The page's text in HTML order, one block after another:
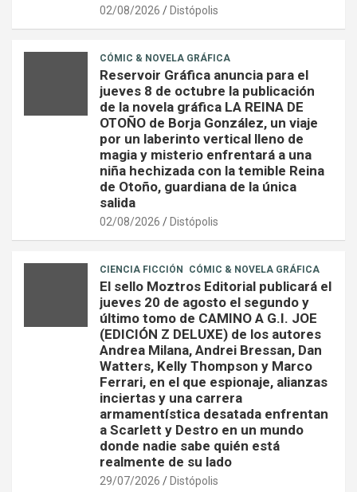
02/08/2026 Distópolis
CÓMIC & NOVELA GRÁFICA
Reservoir Gráfica anuncia para el
jueves 8 de octubre la publicación
de la novela gráfica LA REINA DE
OTOÑO de Borja González, un viaje
por un laberinto vertical lleno de
magia y misterio enfrentará a una
niña hechizada con la temible Reina
de Otoño, guardiana de la única
salida
02/08/2026 Distópolis
CIENCIA FICCIÓN CÓMIC & NOVELA GRÁFICA
El sello Moztros Editorial publicará el
jueves 20 de agosto el segundo y
último tomo de CAMINO A G.I. JOE
(EDICIÓN Z DELUXE) de los autores
Andrea Milana, Andrei Bressan, Dan
Watters, Kelly Thompson y Marco
Ferrari, en el que espionaje, alianzas
inciertas y una carrera
armamentística desatada enfrentan
a Scarlett y Destro en un mundo
donde nadie sabe quién está
realmente de su lado
29/07/2026 Distópolis